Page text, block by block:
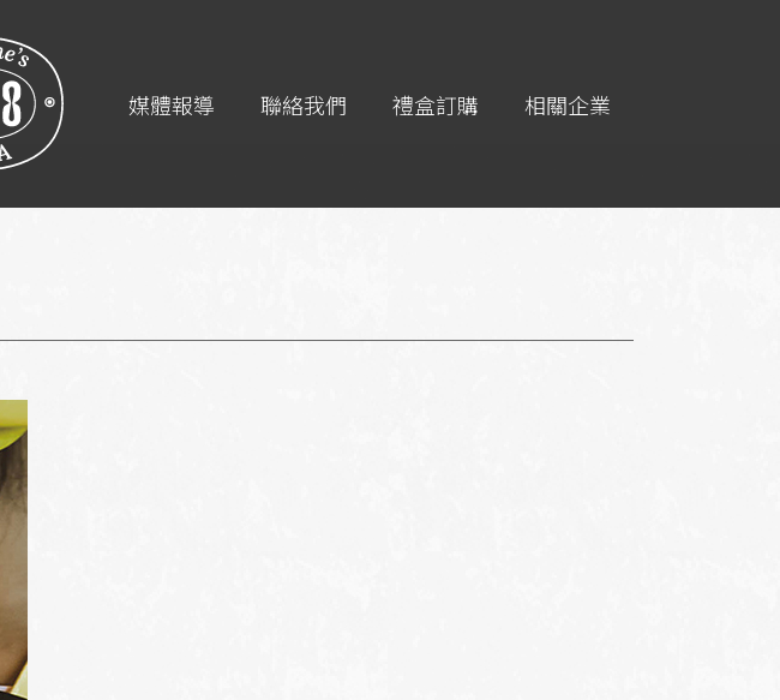
媒體報導 聯絡我們 禮盒訂購 相關企業